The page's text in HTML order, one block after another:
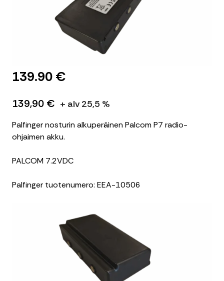
139.90 €
139,90 € + alv 25,5 %
Palfinger nosturin alkuperäinen Palcom P7 radio-
ohjaimen akku.
PALCOM 7.2VDC
Palfinger tuotenumero: EEA-10506